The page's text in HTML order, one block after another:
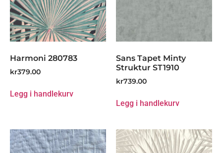
Harmoni 280783
kr379.00
Legg i handlekurv
Sans Tapet Minty
Struktur ST1910
kr739.00
Legg i handlekurv